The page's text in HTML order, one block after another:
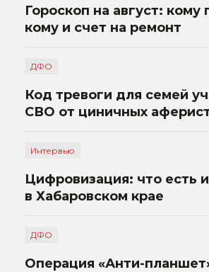
Гороскоп на август: кому
кому и счет на ремонт
ДФО
Код тревоги для семей
СВО от циничных
Интервью
Цифровизация: что есть
в Хабаровском крае
ДФО
Операция «Анти-